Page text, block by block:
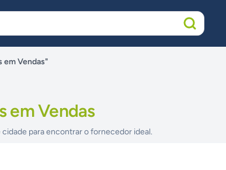
em Vendas"
em Vendas
para encontrar o fornecedor ideal.